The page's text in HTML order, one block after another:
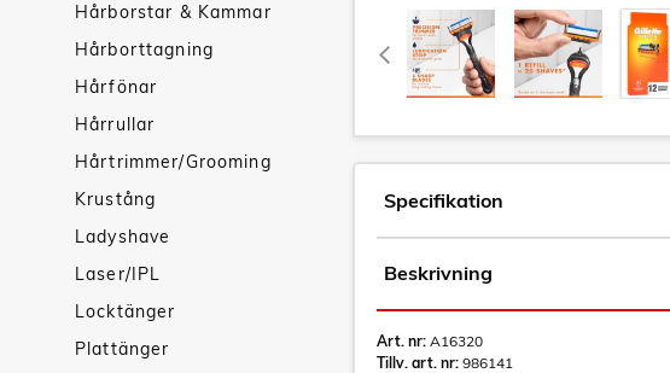
Hårborstar & Kammar
Hårborttagning
Hårfönar
Hårrullar
Hårtrimmer/Grooming
Krustång
Ladyshave
Laser/IPL
Locktänger
Plattänger
Specifikation
Beskrivning
Art. nr: A16320
Tillv. art. nr: 986141